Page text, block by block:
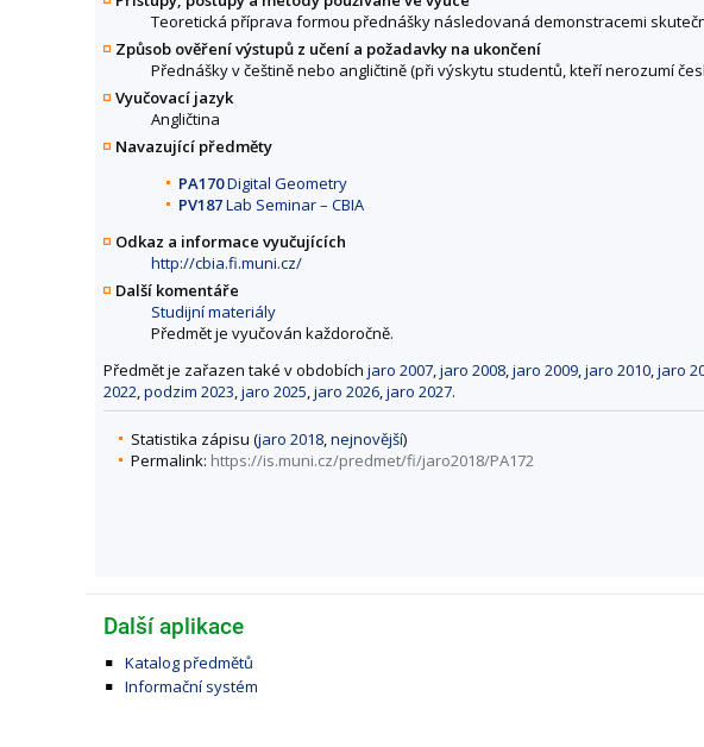
Teoretická příprava formou přednášky následovaná demonstracemi
Způsob ověření výstupů z učení a požadavky na ukončení
Přednášky v češtině nebo angličtině (při výskytu studentů, kteří nerozumí
Vyučovací jazyk
Angličtina
Navazující předměty
PA170Digital Geometry
PV187Lab Seminar – CBIA
Odkaz a informace vyučujících
http://cbia.fi.muni.cz/
Další komentáře
Studijní materiály
Předmět je vyučován každoročně.
Předmět je zařazen také v obdobích jaro 2007,jaro 2008,jaro 2009,jaro 2010,jaro
2022,podzim 2023,jaro 2025,jaro 2026,jaro 2027.
Statistika zápisu (jaro 2018,nejnovější)
Permalink: https://is.muni.cz/predmet/fi/jaro2018/PA172
Další aplikace
Katalog předmětů
Informační systém